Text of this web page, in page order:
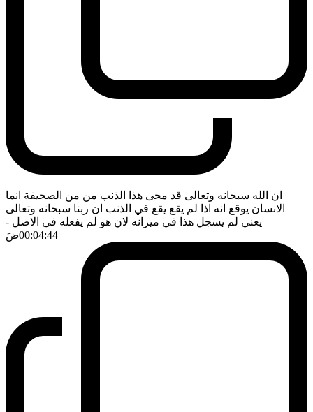
ان الله سبحانه وتعالى قد محى هذا الذنب من من الصحيفة انما
الانسان يوقع انه اذا لم يقع يقع في الذنب ان ربنا سبحانه وتعالى
يعني لم يسجل هذا في ميزانه لان هو لم يفعله في الاصل -
00:04:44ضَ